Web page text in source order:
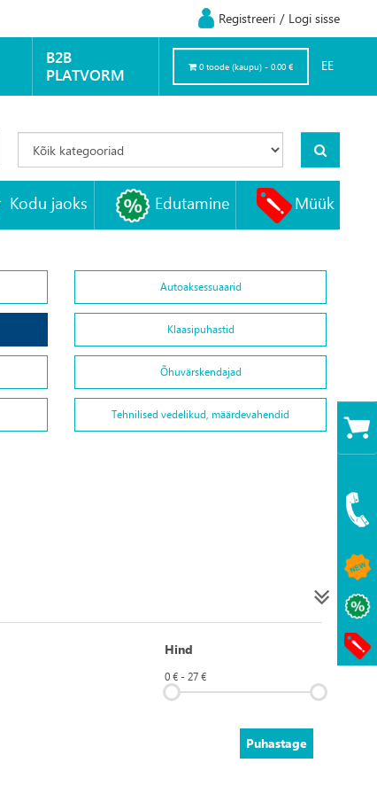
Registreeri / Logi sisse
B2B
PLATVORM
0 toode (kaupu) - 0.00 € EE
Kodu jaoks Edutamine Müük
Autoaksessuaarid
Klaasipuhastid
Õhuvärskendajad
Tehnilised vedelikud, määrdevahendid
Hind
0 € - 27 €
Puhastage